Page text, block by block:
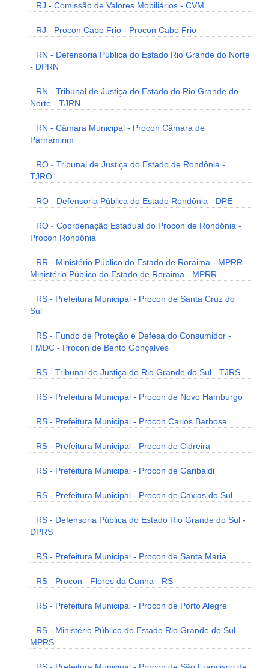
RJ - Comissão de Valores Mobiliários - CVM
RJ - Procon Cabo Frio - Procon Cabo Frio
RN - Defensoria Pública do Estado Rio Grande do Norte
- DPRN
RN - Tribunal de Justiça do Estado do Rio Grande do
Norte - TJRN
RN - Câmara Municipal - Procon Câmara de
Parnamirim
RO - Tribunal de Justiça do Estado de Rondônia -
TJRO
RO - Defensoria Pública do Estado Rondônia - DPE
RO - Coordenação Estadual do Procon de Rondônia -
Procon Rondônia
RR - Ministério Público do Estado de Roraima - MPRR -
Ministério Público do Estado de Roraima - MPRR
RS - Prefeitura Municipal - Procon de Santa Cruz do
Sul
RS - Fundo de Proteção e Defesa do Consumidor -
FMDC - Procon de Bento Gonçalves
RS - Tribunal de Justiça do Rio Grande do Sul - TJRS
RS - Prefeitura Municipal - Procon de Novo Hamburgo
RS - Prefeitura Municipal - Procon Carlos Barbosa
RS - Prefeitura Municipal - Procon de Cidreira
RS - Prefeitura Municipal - Procon de Garibaldi
RS - Prefeitura Municipal - Procon de Caxias do Sul
RS - Defensoria Pública do Estado Rio Grande do Sul -
DPRS
RS - Prefeitura Municipal - Procon de Santa Maria
RS - Procon - Flores da Cunha - RS
RS - Prefeitura Municipal - Procon de Porto Alegre
RS - Ministério Público do Estado Rio Grande do Sul -
MPRS